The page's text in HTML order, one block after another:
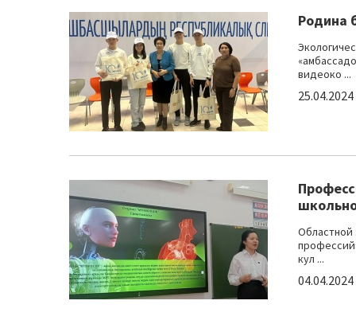
Родина
видеоко ...
25.04.2024
Областной
кул ...
04.04.2024